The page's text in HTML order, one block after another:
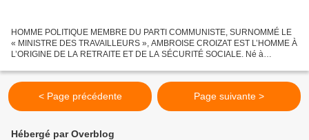
HOMME POLITIQUE MEMBRE DU PARTI COMMUNISTE, SURNOMMÉ LE
« MINISTRE DES TRAVAILLEURS », AMBROISE CROIZAT EST L’HOMME À
L’ORIGINE DE LA RETRAITE ET DE LA SÉCURITÉ SOCIALE. Né à
s'engage...
< Page précédente Page suivante >
Hébergé par Overblog